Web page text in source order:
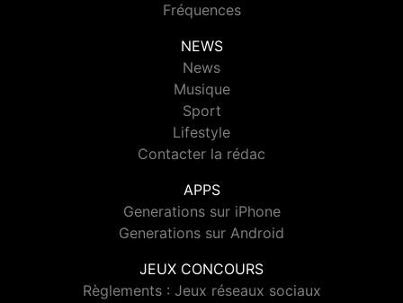
Fréquences
NEWS
News
Musique
Sport
Lifestyle
Contacter la rédac
APPS
Generations sur iPhone
Generations sur Android
JEUX CONCOURS
Règlements : Jeux réseaux sociaux